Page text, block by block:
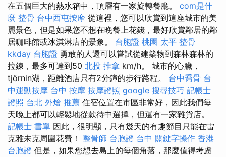
在五個巨大的熱水箱中，頂層有一家旋轉餐廳。 com是什
麼 整骨 台中西屯按摩 從這裡，您可以欣賞到這座城市的美
麗景色，但是如果您不想在晚餐上花錢，最好欣賞鄰居的鄰
居咖啡館或冰淇淋店的景象。 台胞證 桃園 太平 整骨
kkday 台胞證 勇敢的人還可以嘗試從建築物到森林森林的
拉鍊，最多可達到50 北投 推拿 km/h。 城市的心臟，
tjörnin湖，距離酒店只有2分鐘的步行路程。 台中喬骨 台
中運動按摩 台中 按摩 按摩證照 google 搜尋技巧 記帳士
證照 台北 外燴 推薦 住宿位置在市區非常好，因此我們每
天晚上都可以輕鬆地從款待中選擇，但還有一家雜貨店。
記帳士 書單 因此，很明顯，只有幾天的有趣節目只能在雷
克雅未克周圍花費！ 整骨師 台胞證 台中 關鍵字操作 香港
台胞證 但是，如果您想去島上的每個角落，那麼值得考慮